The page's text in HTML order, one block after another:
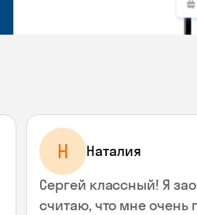
Н
Наталия
Сергей классный! Я
считаю, что мне очень